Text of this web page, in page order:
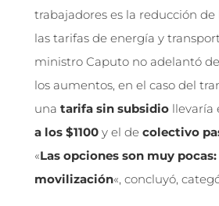
trabajadores es la reducción de
las tarifas de energía y
ministro Caputo no adelantó
los aumentos, en el caso del
una tarifa sin subsidio llevaría
a los $1100 y el de colectivo
«Las opciones son muy
movilización«, concluyó,